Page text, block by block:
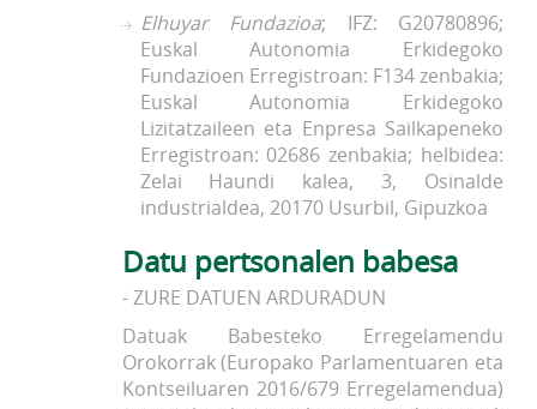
Elhuyar Fundazioa; IFZ: G20780896;
Euskal Autonomia Erkidegoko
Fundazioen Erregistroan: F134 zenbakia;
Euskal Autonomia Erkidegoko
Lizitatzaileen eta Enpresa Sailkapeneko
Erregistroan: 02686 zenbakia; helbidea:
Zelai Haundi kalea, 3, Osinalde
industrialdea, 20170 Usurbil, Gipuzkoa
Datu pertsonalen babesa
- ZURE DATUEN ARDURADUN
Datuak Babesteko Erregelamendu
Orokorrak (Europako Parlamentuaren eta
Kontseiluaren 2016/679 Erregelamendua)